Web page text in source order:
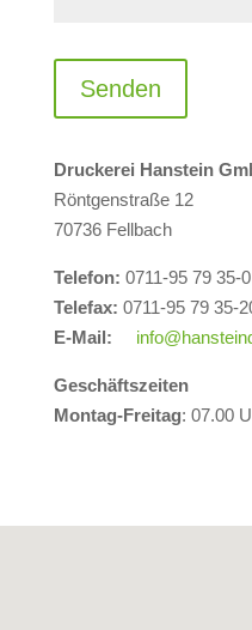
Druckerei Hanstein
Röntgenstraße 12
70736 Fellbach
Telefon: 0711-95 79 35-0
Telefax: 0711-95 79 35-
E-Mail:
Geschäftszeiten
Montag-Freitag: 07.00